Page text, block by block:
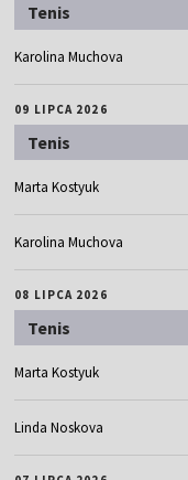
Tenis
Karolina Muchova
09 LIPCA 2026
Tenis
Marta Kostyuk
Karolina Muchova
08 LIPCA 2026
Tenis
Marta Kostyuk
Linda Noskova